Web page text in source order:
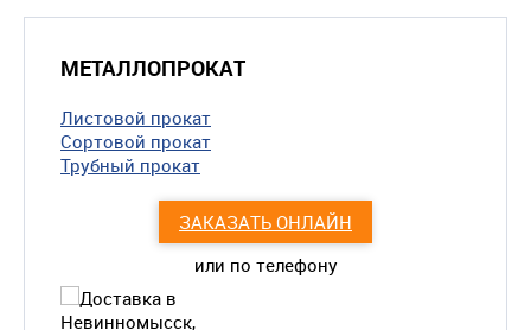
МЕТАЛЛОПРОКАТ
Листовой прокат
Сортовой прокат
Трубный прокат
ЗАКАЗАТЬ ОНЛАЙН
или по телефону